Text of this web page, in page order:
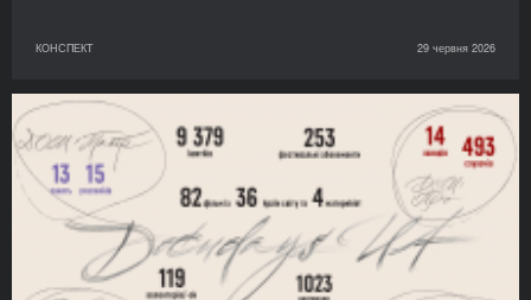
КОНСПЕКТ 29 червня 2026